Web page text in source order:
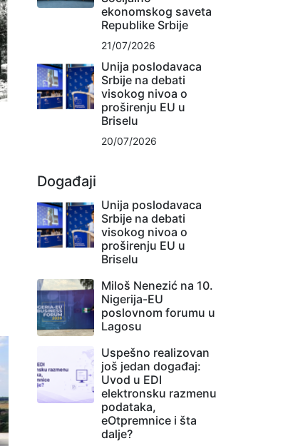
ekonomskog saveta
Republike Srbije
21/07/2026
Unija poslodavaca
Srbije na debati
visokog nivoa o
proširenju EU u
Briselu
20/07/2026
Događaji
Unija poslodavaca
Srbije na debati
visokog nivoa o
proširenju EU u
Briselu
Miloš Nenezić na 10.
Nigerija-EU
poslovnom forumu u
Lagosu
Uspešno realizovan
još jedan događaj:
Uvod u EDI
elektronsku razmenu
podataka,
eOtpremnice i šta
dalje?